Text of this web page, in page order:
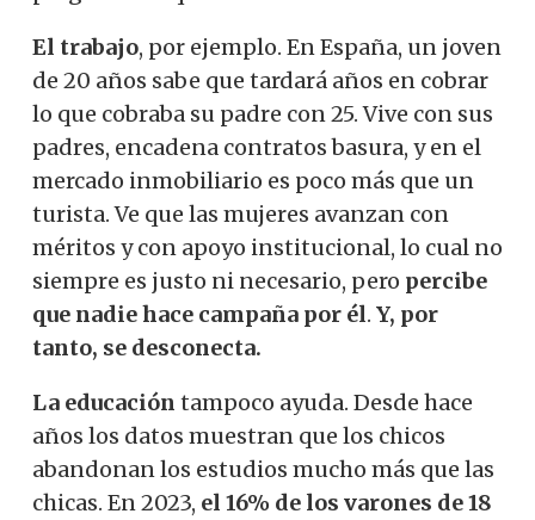
El trabajo, por ejemplo. En España, un joven
de 20 años sabe que tardará años en cobrar
lo que cobraba su padre con 25. Vive con sus
padres, encadena contratos basura, y en el
mercado inmobiliario es poco más que un
turista. Ve que las mujeres avanzan con
méritos y con apoyo institucional, lo cual no
siempre es justo ni necesario, pero percibe
que nadie hace campaña por él. Y, por
tanto, se desconecta.
La educación tampoco ayuda. Desde hace
años los datos muestran que los chicos
abandonan los estudios mucho más que las
chicas. En 2023, el 16% de los varones de 18